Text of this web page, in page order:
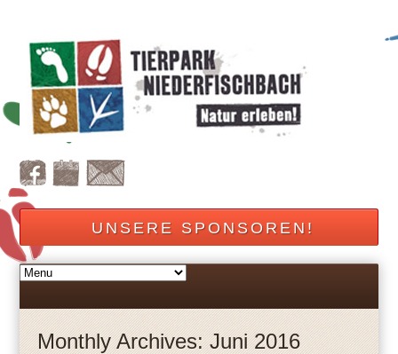
UNSERE SPONSOREN!
Monthly Archives: Juni 2016